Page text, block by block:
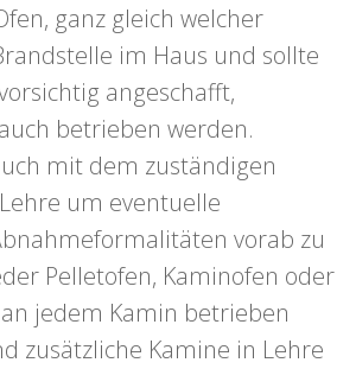
ganz gleich welcher
im Haus und sollte
angeschafft,
betrieben werden.
mit dem zuständigen
um eventuelle
vorab zu
Pelletofen, Kaminofen oder
jedem Kamin betrieben
zusätzliche Kamine in Lehre